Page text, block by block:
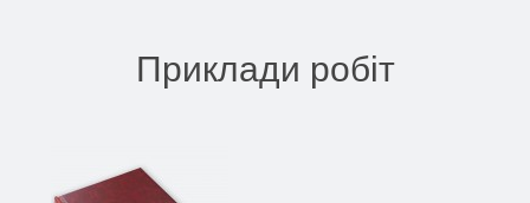
Приклади робіт